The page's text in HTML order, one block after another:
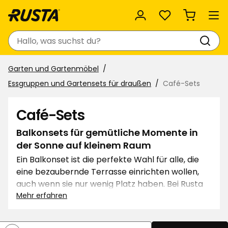
Favoriten
Suchen
Garten und Gartenmöbel
Essgruppen und Gartensets für draußen
Café-Sets
Café-Sets
Balkonsets für gemütliche Momente in
der Sonne auf kleinem Raum
Ein Balkonset ist die perfekte Wahl für alle, die
eine bezaubernde Terrasse einrichten wollen,
auch wenn sie nur wenig Platz haben. Bei Rusta
findest du günstige Outdoor-Balkonsets die
genauso gut passen wie auf einen kleinen Balkon.
Mehr erfahren